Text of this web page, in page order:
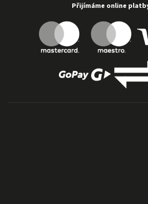
Přijímáme online